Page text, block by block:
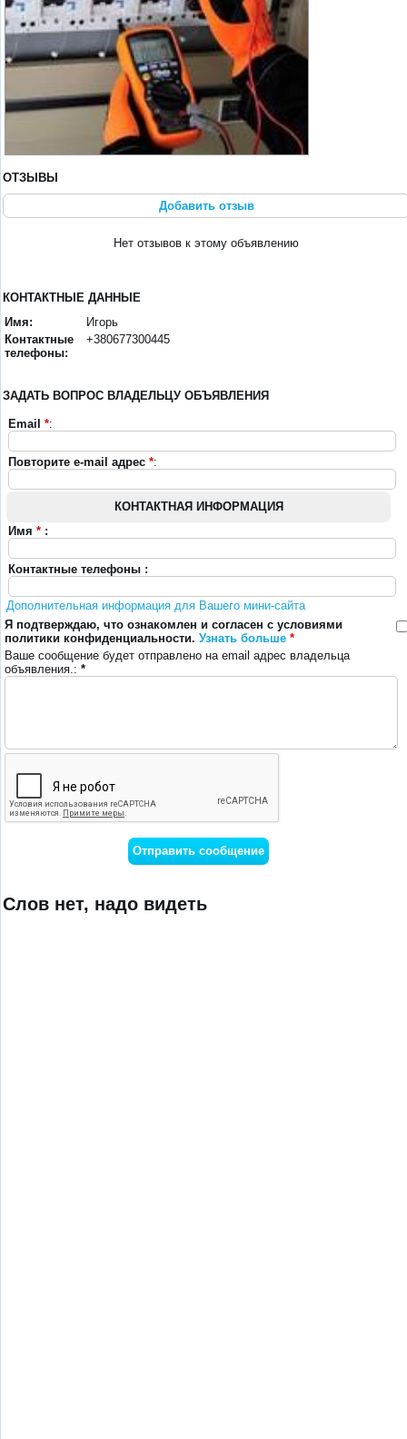
ОТЗЫВЫ
Добавить отзыв
Нет отзывов к этому объявлению
КОНТАКТНЫЕ ДАННЫЕ
Имя:
Игорь
Контактные
телефоны:
+380677300445
ЗАДАТЬ ВОПРОС ВЛАДЕЛЬЦУ ОБЪЯВЛЕНИЯ
Email *:
Повторите e-mail адрес *:
КОНТАКТНАЯ ИНФОРМАЦИЯ
Имя * :
Контактные телефоны :
Дополнительная информация для Вашего мини-сайта
Я подтверждаю, что ознакомлен и согласен с условиями
политики конфиденциальности. Узнать больше *
Ваше сообщение будет отправлено на email адрес владельца
объявления.: *
Слов нет, надо видеть